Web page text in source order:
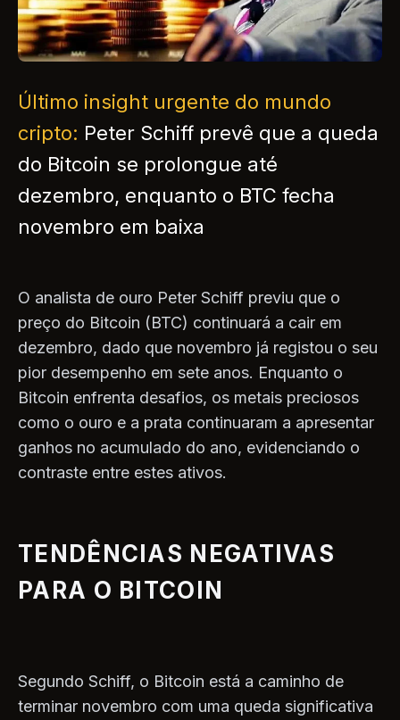
Último insight urgente do mundo
cripto: Peter Schiff prevê que a queda
do Bitcoin se prolongue até
dezembro, enquanto o BTC fecha
novembro em baixa
O analista de ouro Peter Schiff previu que o
preço do Bitcoin (BTC) continuará a cair em
dezembro, dado que novembro já registou o seu
pior desempenho em sete anos. Enquanto o
Bitcoin enfrenta desafios, os metais preciosos
como o ouro e a prata continuaram a apresentar
ganhos no acumulado do ano, evidenciando o
contraste entre estes ativos.
TENDÊNCIAS NEGATIVAS
PARA O BITCOIN
Segundo Schiff, o Bitcoin está a caminho de
terminar novembro com uma queda significativa